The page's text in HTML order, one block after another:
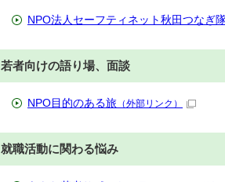
NPO法人セーフティネット秋田つなぎ
若者向けの語り場、面談
NPO目的のある旅 （外部リンク）
就職活動に関わる悩み